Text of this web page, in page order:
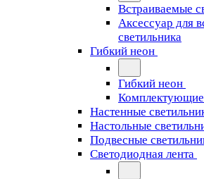
Встраиваемые
Аксессуар для
светильника
Гибкий неон
Гибкий неон
Комплектующие
Настенные
Настольные
Подвесные
Светодиодная лента